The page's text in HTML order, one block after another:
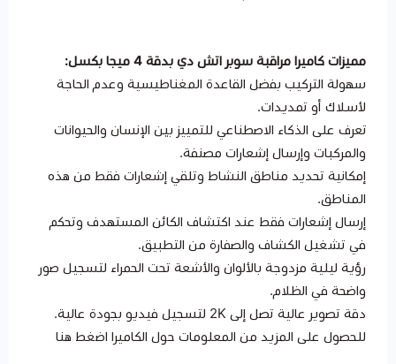
مميزات كاميرا مراقبة سوبر اتش دي بدقة 4 ميجا بكسل:
سهولة التركيب بفضل القاعدة المغناطيسية وعدم الحاجة
لأسلاك أو تمديدات.
تعرف على الذكاء الاصطناعي للتمييز بين الإنسان والحيوانات
والمركبات وإرسال إشعارات مصنفة.
إمكانية تحديد مناطق النشاط وتلقي إشعارات فقط من هذه
المناطق.
إرسال إشعارات فقط عند اكتشاف الكائن المستهدف وتحكم
في تشغيل الكشاف والصفارة من التطبيق.
رؤية ليلية مزدوجة بالألوان والأشعة تحت الحمراء لتسجيل صور
واضحة في الظلام.
دقة تصوير عالية تصل إلى 2K لتسجيل فيديو بجودة عالية.
للحصول على المزيد من المعلومات حول الكاميرا اضغط هنا